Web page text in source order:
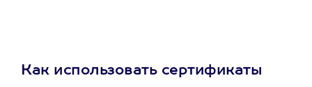
Как использовать сертификаты